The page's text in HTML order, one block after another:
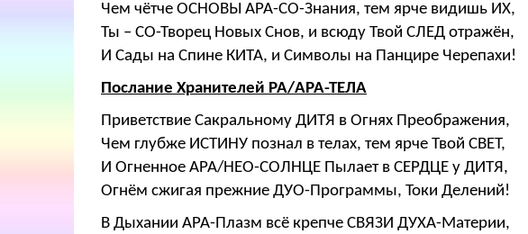
Чем чётче ОСНОВЫ АРА-СО-Знания, тем ярче видишь ИХ,
Ты – СО-Творец Новых Снов, и всюду Твой СЛЕД отражён,
И Сады на Спине КИТА, и Символы на Панцире Черепахи!
Послание Хранителей РА/АРА-ТЕЛА
Приветствие Сакральному ДИТЯ в Огнях Преображения,
Чем глубже ИСТИНУ познал в телах, тем ярче Твой СВЕТ,
И Огненное АРА/НЕО-СОЛНЦЕ Пылает в СЕРДЦЕ у ДИТЯ,
Огнём сжигая прежние ДУО-Программы, Токи Делений!
В Дыхании АРА-Плазм всё крепче СВЯЗИ ДУХА-Материи,